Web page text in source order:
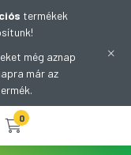
termékek
még aznap
már az
0